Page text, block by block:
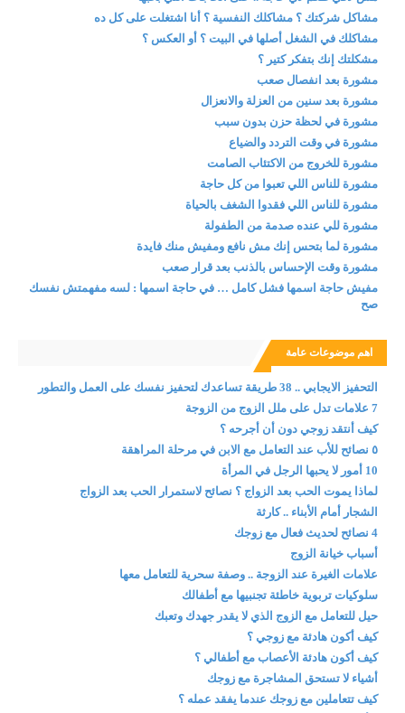
مشاكل شركتك ؟ مشاكلك النفسية ؟ أنا اشتغلت على كل ده
مشاكلك في الشغل أصلها في البيت ؟ أو العكس ؟
مشكلتك إنك بتفكر كتير ؟
مشورة بعد انفصال صعب
مشورة بعد سنين من العزلة والانعزال
مشورة في لحظة حزن بدون سبب
مشورة في وقت التردد والضياع
مشورة للخروج من الاكتئاب الصامت
مشورة للناس اللي تعبوا من كل حاجة
مشورة للناس اللي فقدوا الشغف بالحياة
مشورة للي عنده صدمة من الطفولة
مشورة لما بتحس إنك مش نافع ومفيش منك فايدة
مشورة وقت الإحساس بالذنب بعد قرار صعب
مفيش حاجة اسمها فشل كامل … في حاجة اسمها : لسه مفهمتش نفسك
صح
اهم موضوعات عامة
التحفيز الايجابي .. 38 طريقة تساعدك لتحفيز نفسك على العمل والتطور
7 علامات تدل على ملل الزوج من الزوجة
كيف أنتقد زوجي دون أن أجرحه ؟
٥ نصائح للأب عند التعامل مع الابن في مرحلة المراهقة
10 أمور لا يحبها الرجل في المرأة
لماذا يموت الحب بعد الزواج ؟ نصائح لاستمرار الحب بعد الزواج
الشجار أمام الأبناء .. كارثة
4 نصائح لحديث فعال مع زوجك
أسباب خيانة الزوج
علامات الغيرة عند الزوجة .. وصفة سحرية للتعامل معها
سلوكيات تربوية خاطئة تجنبيها مع أطفالك
حيل للتعامل مع الزوج الذي لا يقدر جهدك وتعبك
كيف أكون هادئة مع زوجي ؟
كيف أكون هادئة الأعصاب مع أطفالي ؟
أشياء لا تستحق المشاجرة مع زوجك
كيف تتعاملين مع زوجك عندما يفقد عمله ؟